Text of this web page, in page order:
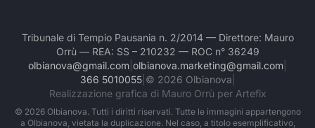
Tribunale di Tempio Pausania n. 2/2014 — Direttore: Mauro
Orrù — REA: SS – 210232 — ROC n° 36249
olbianova@gmail.com olbianova.marketing@gmail.com
366 5010055| © 2026 Olbianova
Realizzazione grafica di Mauro Orrù per Artefix
© 2026Olbianova. Tutti i diritti riservati. Tutte le immagini appartengono
a Olbianova, vietata la duplicazione. Nel caso, a titolo esemplificativo,